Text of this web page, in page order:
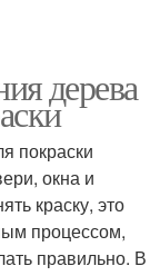
дерева
покраски
окна и
краску, это
процессом,
правильно. В